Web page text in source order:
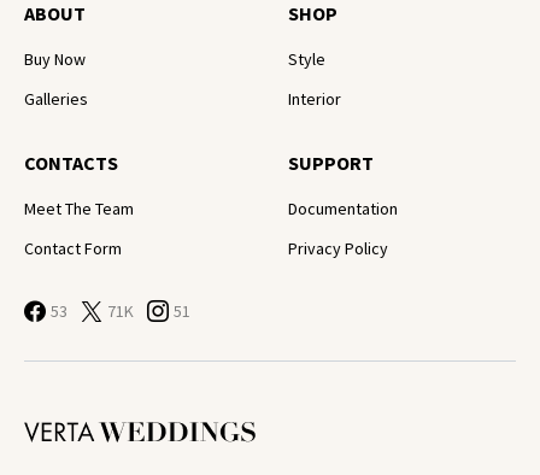
ABOUT
Buy Now
Galleries
SHOP
Style
Interior
CONTACTS
Meet The Team
Contact Form
SUPPORT
Documentation
Privacy Policy
53 71K 51